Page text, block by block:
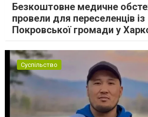
Безкоштовне медичне
провели для переселенців із
Покровської громади у
Суспільство